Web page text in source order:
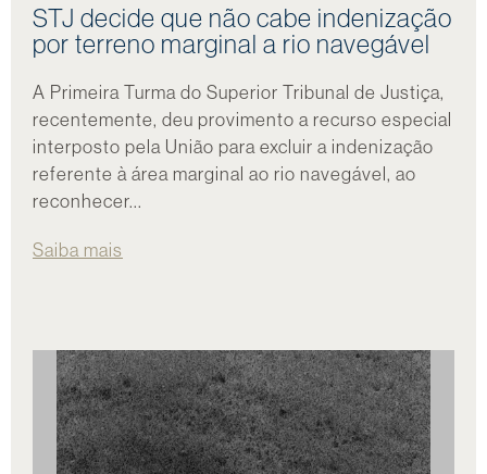
STJ decide que não cabe indenização
por terreno marginal a rio navegável
A Primeira Turma do Superior Tribunal de Justiça,
recentemente, deu provimento a recurso especial
interposto pela União para excluir a indenização
referente à área marginal ao rio navegável, ao
reconhecer...
Saiba mais